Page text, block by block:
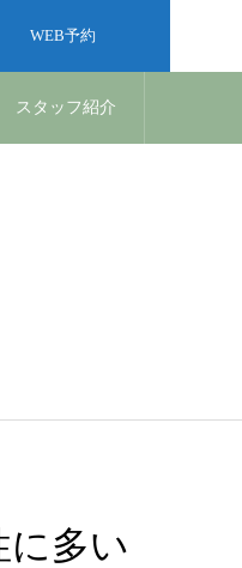
WEB予約
スタッフ紹介
多い